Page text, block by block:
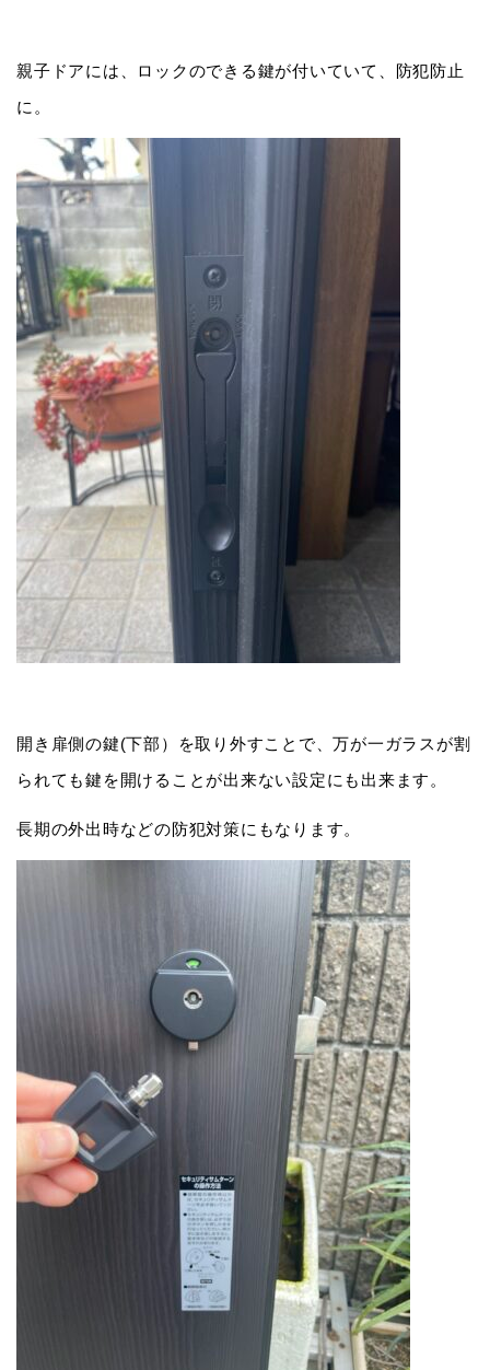
親子ドアには、ロックのできる鍵が付いていて、防犯防止
に。
開き扉側の鍵(下部）を取り外すことで、万が一ガラスが割
られても鍵を開けることが出来ない設定にも出来ます。
長期の外出時などの防犯対策にもなります。